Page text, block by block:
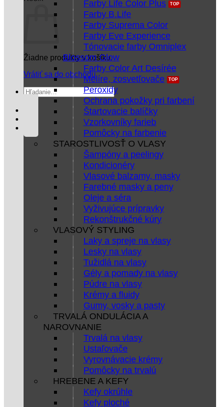
Žiadne produkty v košíku.
Vrátiť sa do obchodu
Hľadať:
Farby Life Color Plus
Farby B.Life
Farby Suprema Color
Farby Eve Experience
Tónovacie farby Omniplex
Blossom Glow
Farby Color Art Desírée
Melíre, zosvetľovače
Peroxidy
Ochrana pokožky pri farbení
Štartovacie balíčky
Vzorkovníky farieb
Pomôcky na farbenie
STAROSTLIVOSŤ O VLASY
Šampóny a peelingy
Kondicionéry
Vlasové balzamy, masky
Farebné masky a peny
Oleje a séra
Vyživujúce prípravky
Rekonštrukčné kúry
VLASOVÝ STYLING
Laky a spreje na vlasy
Lesky na vlasy
Tužidlá na vlasy
Gély a pomady na vlasy
Púdre na vlasy
Krémy a fluidy
Gumy, vosky a pasty
TRVALÁ ONDULÁCIA A
NAROVNANIE
Trvalá na vlasy
Ustaľovače
Vyrovnávacie krémy
Pomôcky na trvalú
HREBENE A KEFY
Kefy okrúhle
Kefy ploché